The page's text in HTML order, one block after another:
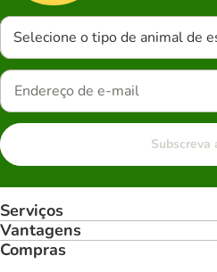
Selecione o tipo de animal de
Subscreva
Serviços
Vantagens
Compras